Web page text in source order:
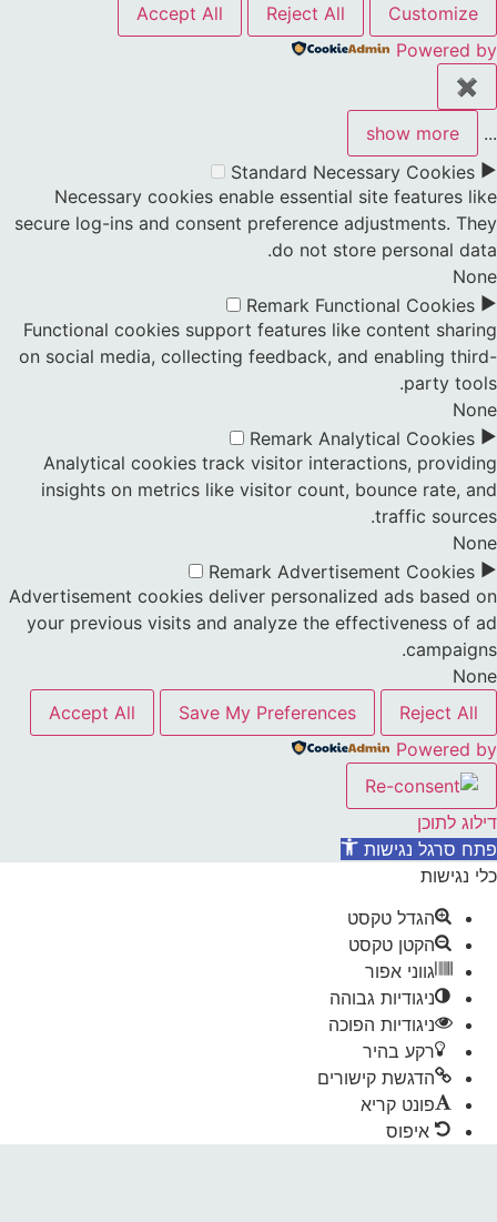
Customize
Reject All
Accept All
Powered by
✖
...
show more
►
Necessary Cookies
Standard
Necessary cookies enable essential site features like
secure log-ins and consent preference adjustments. They
do not store personal data.
None
►
Functional Cookies
Remark
Functional cookies support features like content sharing
on social media, collecting feedback, and enabling third-
party tools.
None
►
Analytical Cookies
Remark
Analytical cookies track visitor interactions, providing
insights on metrics like visitor count, bounce rate, and
traffic sources.
None
►
Advertisement Cookies
Remark
Advertisement cookies deliver personalized ads based on
your previous visits and analyze the effectiveness of ad
campaigns.
None
Reject All
Save My Preferences
Accept All
Powered by
דילוג לתוכן
פתח סרגל נגישות
כלי נגישות
הגדל טקסט
הקטן טקסט
גווני אפור
ניגודיות גבוהה
ניגודיות הפוכה
רקע בהיר
הדגשת קישורים
פונט קריא
איפוס